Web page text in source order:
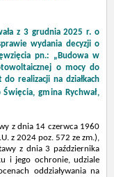
z 3 grudnia 2025 r. o
wydania decyzji o
pn.: „Budowa w
o mocy do
realizacji na działkach
gmina Rychwał,
z dnia 14 czerwca 1960
z 2024 poz. 572 ze zm.),
z dnia 3 października
i jego ochronie, udziale
oddziaływania na